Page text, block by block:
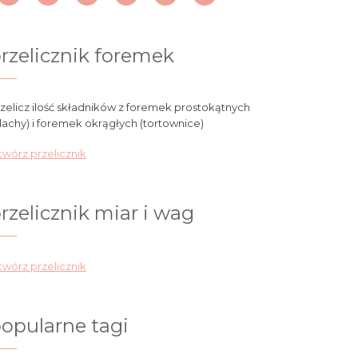
foremek
ilość składników z foremek prostokątnych
i foremek okrągłych (tortownice)
przelicznik
miar i wag
przelicznik
tagi